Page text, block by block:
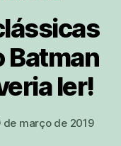
Batman
ler!
de março de 2019